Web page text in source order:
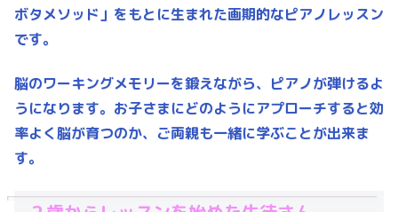
ボタメソッド」をもとに生まれた画期的なピアノレッスン
です。
脳のワーキングメモリーを鍛えながら、ピアノが弾けるよ
うになります。お子さまにどのようにアプローチすると効
率よく脳が育つのか、ご両親も一緒に学ぶことが出来ま
す。